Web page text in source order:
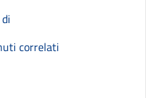
correlati